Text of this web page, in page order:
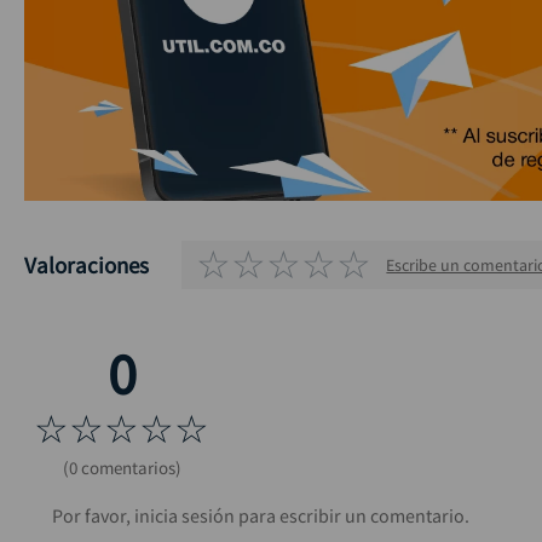
Valoraciones ☆☆☆☆☆ Escribe un
☆☆☆☆☆
(0 comentarios)